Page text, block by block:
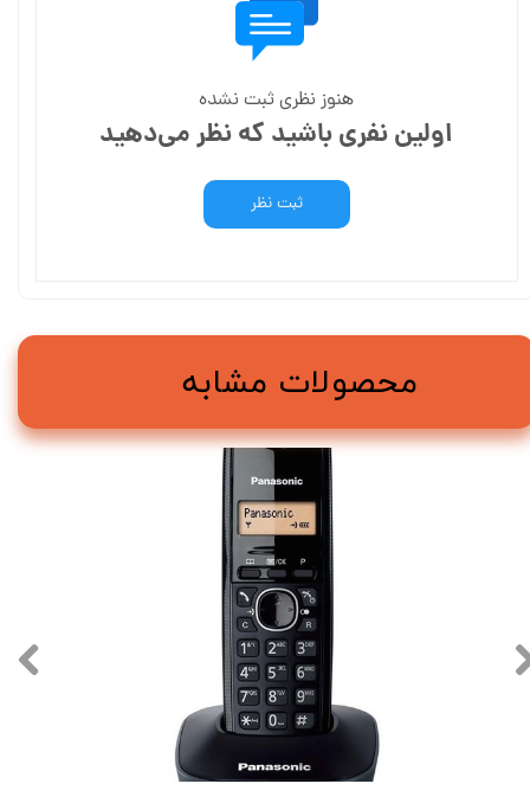
هنوز نظری ثبت نشده
اولین نفری باشید که نظر می‌دهید
ثبت نظر
محصولات مشابه